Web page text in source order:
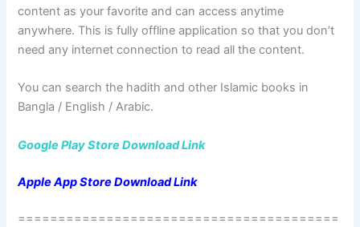
content as your favorite and can access anytime
anywhere. This is fully offline application so that you don’t
need any internet connection to read all the content.
You can search the hadith and other Islamic books in
Bangla / English / Arabic.
Google Play Store Download Link
Apple App Store Download Link
========================================